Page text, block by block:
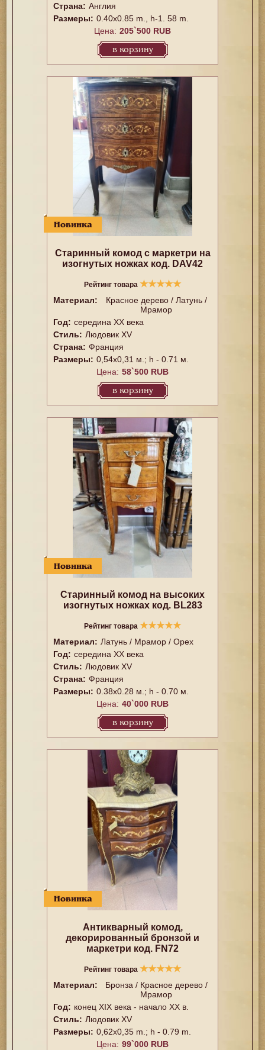
Страна: Англия
Размеры: 0.40x0.85 m., h-1. 58 m.
Цена: 205`500 RUB
в корзину
Новинка
Старинный комод с маркетри на
изогнутых ножках код. DAV42
Рейтинг товара ★★★★★
Материал:
Красное дерево / Латунь /
Мрамор
Год: cередина ХХ века
Стиль: Людовик XV
Страна: Франция
Размеры: 0,54х0,31 м.; h - 0.71 м.
Цена: 58`500 RUB
в корзину
Новинка
Старинный комод на высоких
изогнутых ножках код. BL283
Рейтинг товара ★★★★★
Материал: Латунь / Мрамор / Орех
Год: cередина ХХ века
Стиль: Людовик XV
Страна: Франция
Размеры: 0.38х0.28 м.; h - 0.70 м.
Цена: 40`000 RUB
в корзину
Новинка
Антикварный комод,
декорированный бронзой и
маркетри код. FN72
Рейтинг товара ★★★★★
Материал:
Бронза / Красное дерево /
Мрамор
Год: конец XIX века - начало ХХ в.
Стиль: Людовик XV
Размеры: 0,62х0,35 m.; h - 0.79 m.
Цена: 99`000 RUB